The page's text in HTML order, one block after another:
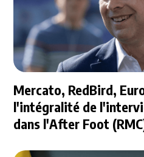
Mercato, RedBird,
l'intégralité de
dans l'After Foot